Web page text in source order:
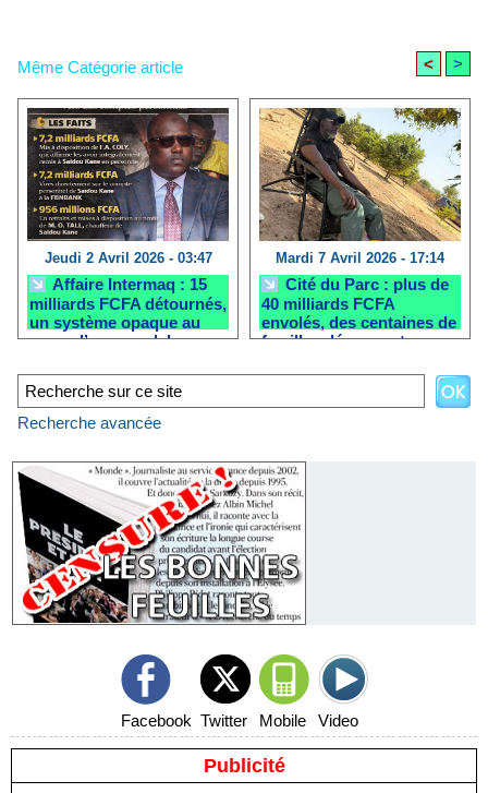
Même Catégorie article < >
Jeudi 2 Avril 2026 - 03:47
Affaire Intermaq : 15
milliards FCFA détournés,
un système opaque au
cœur d’un scandale
Mardi 7 Avril 2026 - 17:14
Cité du Parc : plus de
40 milliards FCFA
envolés, des centaines de
familles dénoncent un
impliquant CDC Habitat
Recherche avancée
Facebook Twitter Mobile Video
Publicité